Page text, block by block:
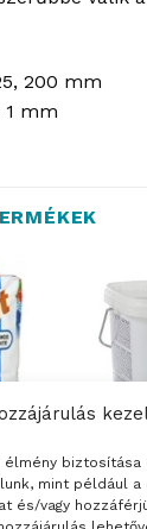
biztosítása
mint például
és/vagy
200 mm
1 mm
BURKOLATRAGASZTÓK ÉS FUGÁZÓK